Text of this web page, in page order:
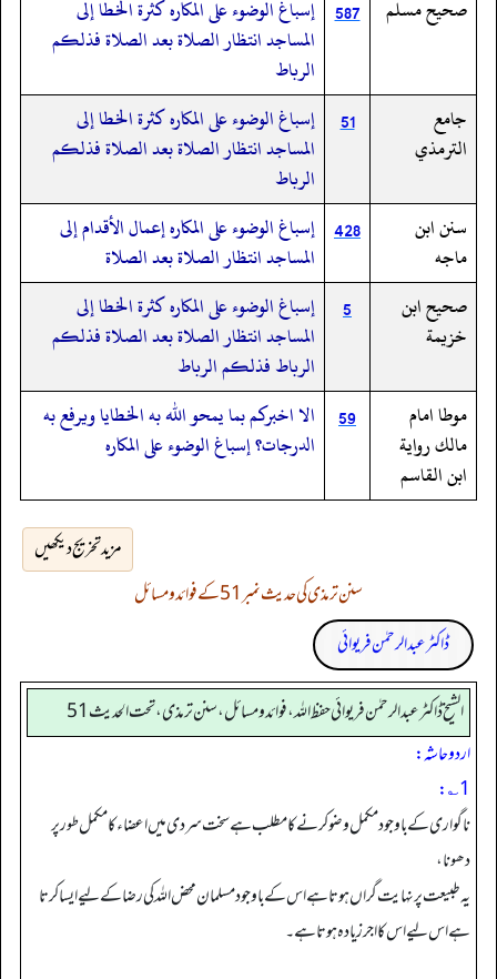
صحيح مسلم 587 إسباغ الوضوء على المكاره كثرة الخطا إلى
المساجد انتظار الصلاة بعد الصلاة فذلكم
الرباط
جامع
الترمذي
51
إسباغ الوضوء على المكاره كثرة الخطا إلى
المساجد انتظار الصلاة بعد الصلاة فذلكم
الرباط
سنن ابن
ماجه
428 إسباغ الوضوء على المكاره إعمال الأقدام إلى
المساجد انتظار الصلاة بعد الصلاة
صحيح ابن
خزيمة
5
إسباغ الوضوء على المكاره كثرة الخطا إلى
المساجد انتظار الصلاة بعد الصلاة فذلكم
الرباط فذلكم الرباط
موطا امام
مالك رواية
ابن القاسم
59
الا اخبركم بما يمحو الله به الخطايا ويرفع به
الدرجات؟ إسباغ الوضوء على المكاره
مزید تخریج دیکھیں
سنن ترمذی کی حدیث نمبر 51 کے فوائد و مسائل
ڈاکٹر عبدالرحمٰن فریوائی
الشیخ ڈاکٹر عبد الرحمٰن فریوائی حفظ اللہ، فوائد و مسائل، سنن ترمذی، تحت الحديث 51
اردو حاشہ:
1؎:
ناگواری کے با وجود مکمل وضو کرنے کا مطلب ہے سخت سردی میں اعضاء کا مکمل طور پر
دھونا،
یہ طبیعت پر نہایت گراں ہوتا ہے اس کے باوجود مسلمان محض اللہ کی رضا کے لیے ایسا کرتا
ہے اس لیے اس کا اجر زیادہ ہوتا ہے۔